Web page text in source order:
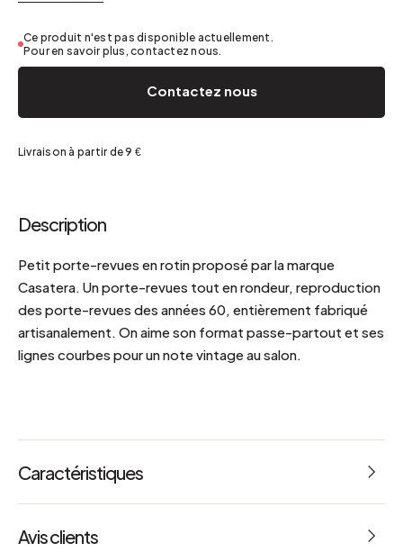
Ce produit n'est pas disponible actuellement.
Pour en savoir plus, contactez nous.
Contactez nous
Livraison à partir de 9 €
Description
Petit porte-revues en rotin proposé par la marque
Casatera. Un porte-revues tout en rondeur, reproduction
des porte-revues des années 60, entièrement fabriqué
artisanalement. On aime son format passe-partout et ses
lignes courbes pour un note vintage au salon.
Caractéristiques
Dimensions : L 44 x l 32 x h 35 cm
Avis clients